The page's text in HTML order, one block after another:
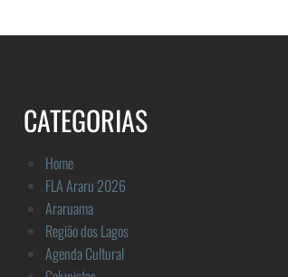
CATEGORIAS
Home
FLA Araru 2026
Araruama
Região dos Lagos
Agenda Cultural